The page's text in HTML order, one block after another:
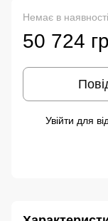
Немає в наявності
50 724
Увійти для